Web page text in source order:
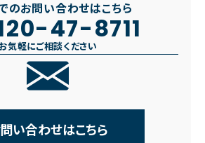
のお問い合わせはこちら
47-8711
気軽にご相談ください
い合わせはこちら